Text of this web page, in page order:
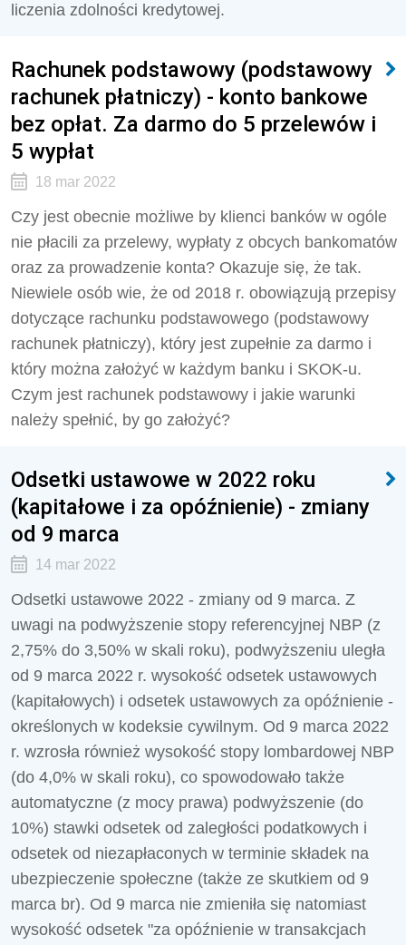
liczenia zdolności kredytowej.
Rachunek podstawowy (podstawowy
rachunek płatniczy) - konto bankowe
bez opłat. Za darmo do 5 przelewów i
5 wypłat
18 mar 2022
Czy jest obecnie możliwe by klienci banków w ogóle
nie płacili za przelewy, wypłaty z obcych bankomatów
oraz za prowadzenie konta? Okazuje się, że tak.
Niewiele osób wie, że od 2018 r. obowiązują przepisy
dotyczące rachunku podstawowego (podstawowy
rachunek płatniczy), który jest zupełnie za darmo i
który można założyć w każdym banku i SKOK-u.
Czym jest rachunek podstawowy i jakie warunki
należy spełnić, by go założyć?
Odsetki ustawowe w 2022 roku
(kapitałowe i za opóźnienie) - zmiany
od 9 marca
14 mar 2022
Odsetki ustawowe 2022 - zmiany od 9 marca. Z
uwagi na podwyższenie stopy referencyjnej NBP (z
2,75% do 3,50% w skali roku), podwyższeniu uległa
od 9 marca 2022 r. wysokość odsetek ustawowych
(kapitałowych) i odsetek ustawowych za opóźnienie -
określonych w kodeksie cywilnym. Od 9 marca 2022
r. wzrosła również wysokość stopy lombardowej NBP
(do 4,0% w skali roku), co spowodowało także
automatyczne (z mocy prawa) podwyższenie (do
10%) stawki odsetek od zaległości podatkowych i
odsetek od niezapłaconych w terminie składek na
ubezpieczenie społeczne (także ze skutkiem od 9
marca br). Od 9 marca nie zmieniła się natomiast
wysokość odsetek "za opóźnienie w transakcjach